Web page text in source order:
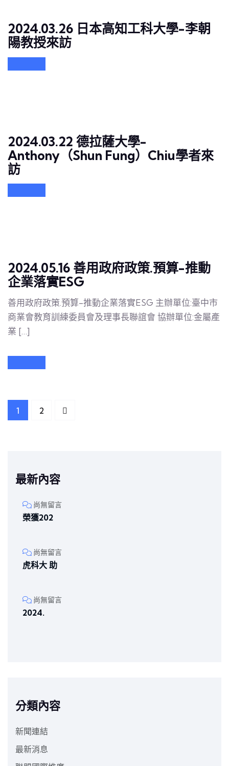
2024.03.26 日本高知工科大學-李朝
陽教授來訪
2024.03.22 德拉薩大學-
Anthony（Shun Fung）Chiu學者來
訪
2024.05.16 善用政府政策.預算-推動
企業落實ESG
善用政府政策.預算-推動企業落實ESG 主辦單位:臺中市
商業會教育訓練委員會及理事長聯誼會 協辦單位:金屬產
業 […]
1 2
最新內容
尚無留言
榮獲202
尚無留言
虎科大 助
尚無留言
2024.
分類內容
新聞連結
最新消息